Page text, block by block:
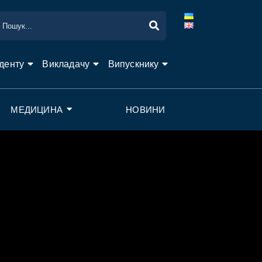
Викладачу Випускнику
МЕДИЦИНА НОВИНИ